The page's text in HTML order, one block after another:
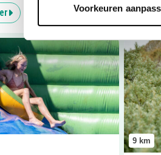
Voorkeuren Lees
Springkussenspektakel bij BillyBird
9 km
Lees